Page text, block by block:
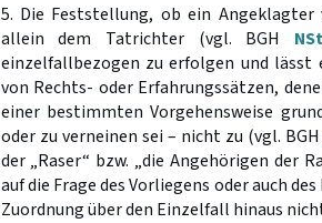
5. Die Feststellung, ob ein
allein dem Tatrichter (vgl. BGH
einzelfallbezogen zu erfolgen und
von Rechts- oder Erfahrungssätzen,
einer bestimmten Vorgehensweise
oder zu verneinen sei – nicht zu (vgl. BGH
der „Raser“ bzw. „die Angehörigen der
auf die Frage des Vorliegens oder auch
Zuordnung über den Einzelfall hinaus